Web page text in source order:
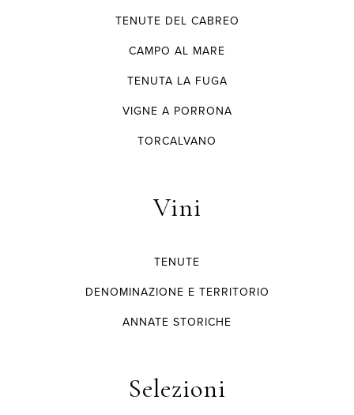
TENUTE DEL CABREO
CAMPO AL MARE
TENUTA LA FUGA
VIGNE A PORRONA
TORCALVANO
Vini
TENUTE
DENOMINAZIONE E TERRITORIO
ANNATE STORICHE
Selezioni